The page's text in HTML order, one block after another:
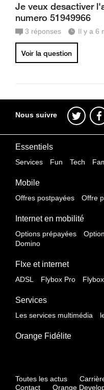
Je veux desactiver
numero 51949966
3 réponses Il y a 6
Voir la question
Nous suivre
Essentiels
Services Fun Tech
Mobile
Offres postpayées Offre
Internet en mobilité
Options prépayées
Domino
FIxe et internet
ADSL Flybox Pro
Services
Les services multimédia
Orange Fidélite
Toutes les actus
Contact
Orange